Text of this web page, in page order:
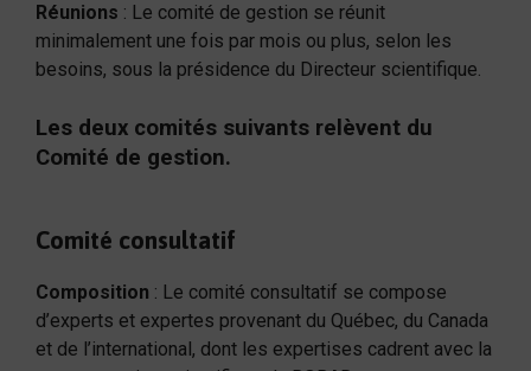
Réunions : Le comité de gestion se réunit
minimalement une fois par mois ou plus, selon les
besoins, sous la présidence du Directeur scientifique.
Les deux comités suivants relèvent du
Comité de gestion.
Comité consultatif
Composition : Le comité consultatif se compose
d’experts et expertes provenant du Québec, du Canada
et de l’international, dont les expertises cadrent avec la